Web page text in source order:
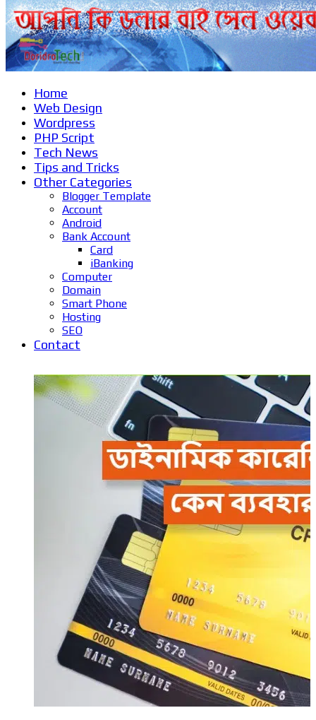
Home
Web Design
Wordpress
PHP Script
Tech News
Tips and Tricks
Other Categories
Blogger Template
Account
Android
Bank Account
Card
iBanking
Computer
Domain
Smart Phone
Hosting
SEO
Contact